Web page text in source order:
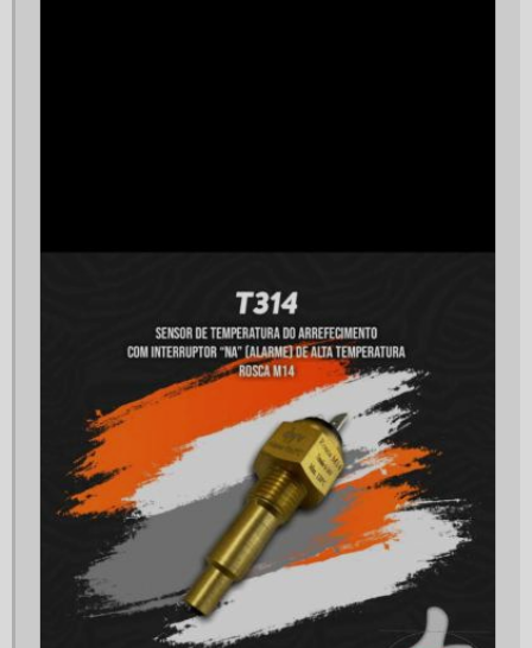
Empresa de geradores de energia elétrica
Empresa de manutenção de geradores
Empresa de montagem de painel elétrico
Empresa de painel elétrico
Empresa especializada em grupo geradores
Empresa grupo geradores
Empresas de instalação de geradores de energia